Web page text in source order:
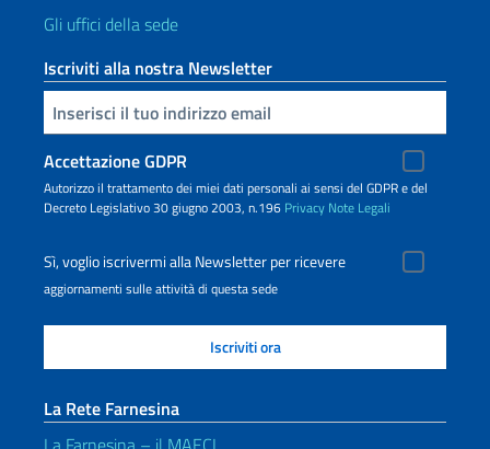
Gli uffici della sede
Iscriviti alla nostra Newsletter
Inserisci la tua email
Accettazione GDPR
Autorizzo il trattamento dei miei dati personali ai sensi del GDPR e del
Decreto Legislativo 30 giugno 2003, n.196 Privacy Note Legali
Sì, voglio iscrivermi alla Newsletter per ricevere
aggiornamenti sulle attività di questa sede
La Rete Farnesina